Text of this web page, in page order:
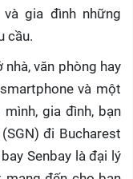
gia đình những
cầu.
nhà, văn phòng hay
và một
gia đình, bạn
đi Bucharest
Senbay là đại lý